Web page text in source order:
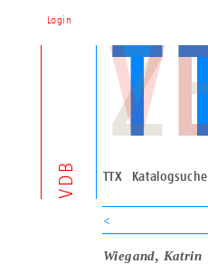
VDB TTX Katalogsuche
Login
<
Wiegand, Katrin